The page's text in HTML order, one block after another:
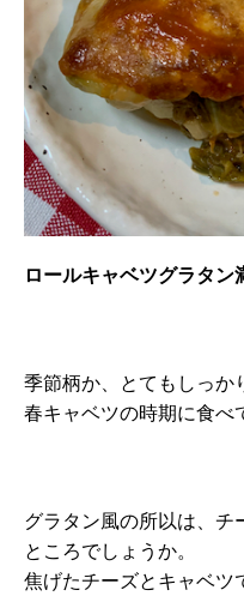
ロールキャベツグラタン
季節柄か、とてもしっか
春キャベツの時期に食べ
グラタン風の所以は、チ
ところでしょうか。
焦げたチーズとキャベツ